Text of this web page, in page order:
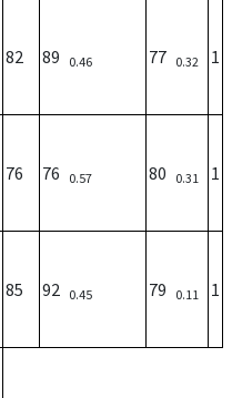
82 89 0.46 77 0.32 1
76 76 0.57 80 0.31 1
85 92 0.45 79 0.11 1